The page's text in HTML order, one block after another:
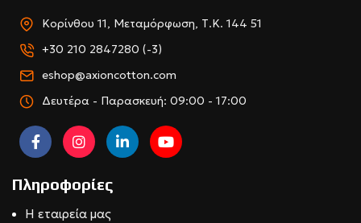
Κορίνθου 11, Μεταμόρφωση, Τ.Κ. 144 51
+30 210 2847280 (-3)
eshop@axioncotton.com
Δευτέρα - Παρασκευή: 09:00 - 17:00
Πληροφορίες
Η εταιρεία μας